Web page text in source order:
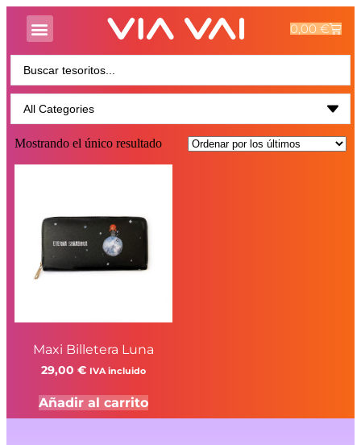
0,00€
Mostrando el único resultado
Maxi Billetera Luna
29,00 € IVA incluido
Añadir al carrito